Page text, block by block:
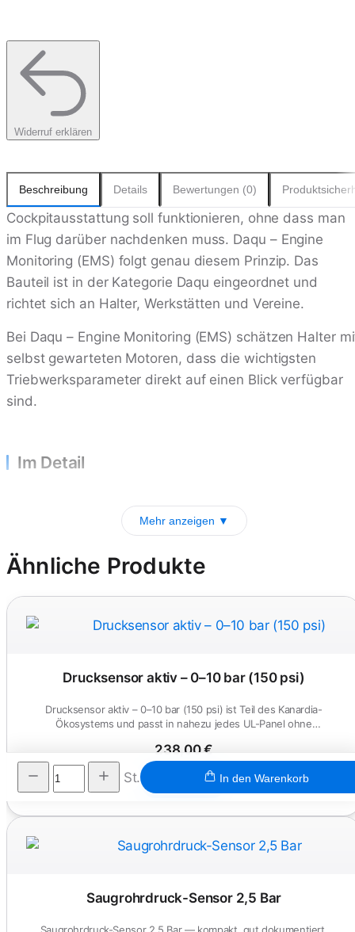
Widerruf erklären
Beschreibung Details Bewertungen (0)
Cockpitausstattung soll funktionieren, ohne dass man
im Flug darüber nachdenken muss. Daqu – Engine
Monitoring (EMS) folgt genau diesem Prinzip. Das
Bauteil ist in der Kategorie Daqu eingeordnet und
richtet sich an Halter, Werkstätten und Vereine.
Bei Daqu – Engine Monitoring (EMS) schätzen Halter
selbst gewarteten Motoren, dass die wichtigsten
Triebwerksparameter direkt auf einen Blick verfügbar
sind.
Im Detail
Mehr anzeigen ▼
Ähnliche Produkte
Drucksensor aktiv – 0–10 bar (150 psi)
Drucksensor aktiv – 0–10 bar (150 psi) ist Teil des Kanardia-
Ökosystems und passt in nahezu jedes UL-Panel ohne
238,00 €
Saugrohrdruck-Sensor 2,5 Bar
Saugrohrdruck-Sensor 2,5 Bar — kompakt, gut dokumentiert,
St. In den Warenkorb